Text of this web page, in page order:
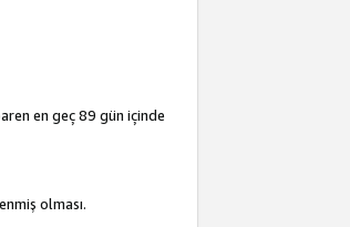
en geç 89 gün içinde
olması.